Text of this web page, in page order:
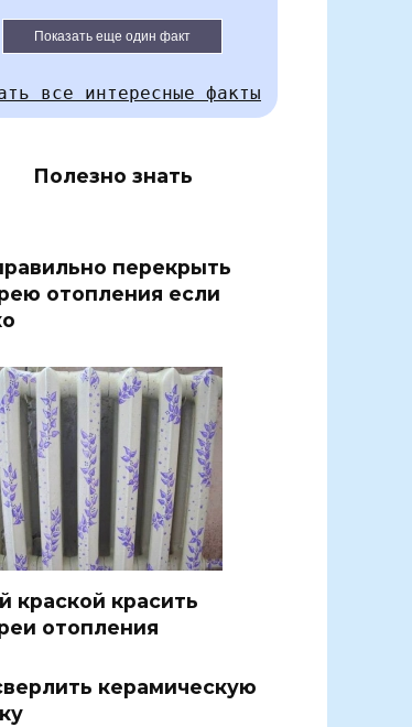
Показать еще один факт
все интересные факты
Полезно знать
перекрыть
отопления если
краской красить
отопления
керамическую